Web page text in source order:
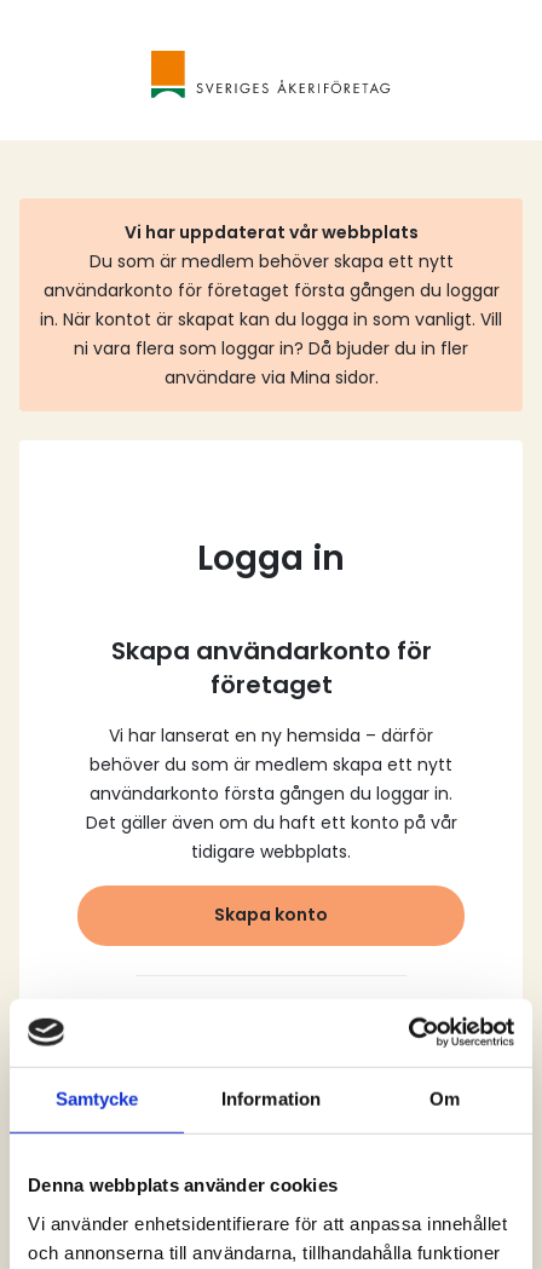
Samtycke Information Om
Denna webbplats använder cookies
Vi använder enhetsidentifierare för att anpassa innehållet
och annonserna till användarna, tillhandahålla funktioner
Vi har uppdaterat vår webbplats
Du som är medlem behöver skapa ett nytt
användarkonto för företaget första gången du loggar
in. När kontot är skapat kan du logga in som vanligt. Vill
ni vara flera som loggar in? Då bjuder du in fler
användare via Mina sidor.
Logga in
Skapa användarkonto för
företaget
Vi har lanserat en ny hemsida – därför
behöver du som är medlem skapa ett nytt
användarkonto första gången du loggar in.
Det gäller även om du haft ett konto på vår
tidigare webbplats.
Skapa konto
Logga in och ta del av allt som vår hemsida
har att erbjuda. Saknar du dina uppgifter?
lösenord” alternativt kontakta oss så hjälper
vi dig!